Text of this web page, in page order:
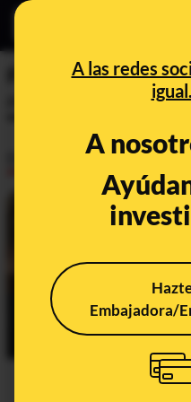
A las redes
igual.
A
Embajadora/
Faro Fondorio
Plataforma de inversión
El timo que utiliza
Mundo, Gonzalo